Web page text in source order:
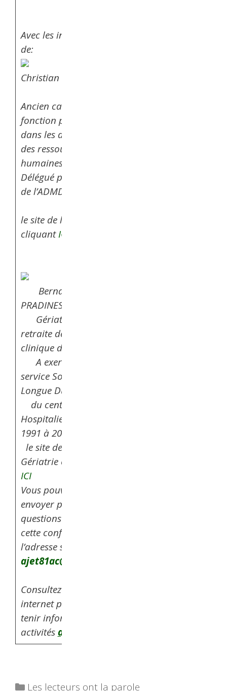
Avec les interventions
de:
Christian PAULHE
Ancien cadre de la
fonction publique
dans les domaines
des ressources
humaines.
Délégué pour le Tarn
de l’ADMD.
le site de l’ADMD en
cliquantICI
Bernard
PRADINES
Gériatre en
retraite de l’activité
clinique depuis 2010.
A exercé dans le
service Soins de
Longue Durée
du centre
Hospitalier d’Albi de
1991 à 2010.
le site de Albi
Gériatrie en cliquant
ICI
Vous pouvez nous
envoyer par mail, vos
questions au sujet de
cette conférence à
l’adresse suivante:
ajet81ac@gmail.com
Consultez notre site
internet pour vous
tenir informé sur nos
activitésajet.fr
Catégories
Les lecteurs ont la parole